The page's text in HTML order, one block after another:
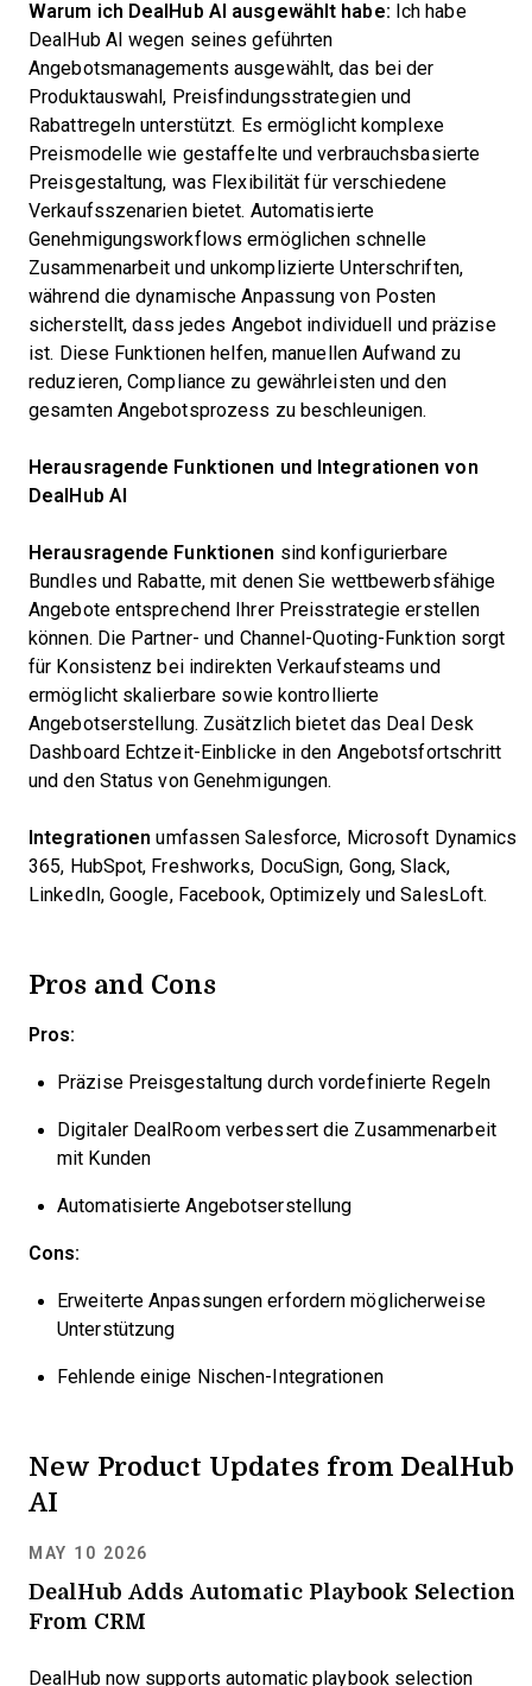
Warum ich DealHub AI ausgewählt habe: Ich habe
DealHub AI wegen seines geführten
Angebotsmanagements ausgewählt, das bei der
Produktauswahl, Preisfindungsstrategien und
Rabattregeln unterstützt. Es ermöglicht komplexe
Preismodelle wie gestaffelte und verbrauchsbasierte
Preisgestaltung, was Flexibilität für verschiedene
Verkaufsszenarien bietet. Automatisierte
Genehmigungsworkflows ermöglichen schnelle
Zusammenarbeit und unkomplizierte Unterschriften,
während die dynamische Anpassung von Posten
sicherstellt, dass jedes Angebot individuell und präzise
ist. Diese Funktionen helfen, manuellen Aufwand zu
reduzieren, Compliance zu gewährleisten und den
gesamten Angebotsprozess zu beschleunigen.
Herausragende Funktionen und Integrationen von
DealHub AI
Herausragende Funktionen sind konfigurierbare
Bundles und Rabatte, mit denen Sie wettbewerbsfähige
Angebote entsprechend Ihrer Preisstrategie erstellen
können. Die Partner- und Channel-Quoting-Funktion sorgt
für Konsistenz bei indirekten Verkaufsteams und
ermöglicht skalierbare sowie kontrollierte
Angebotserstellung. Zusätzlich bietet das Deal Desk
Dashboard Echtzeit-Einblicke in den Angebotsfortschritt
und den Status von Genehmigungen.
Integrationen umfassen Salesforce, Microsoft Dynamics
365, HubSpot, Freshworks, DocuSign, Gong, Slack,
LinkedIn, Google, Facebook, Optimizely und SalesLoft.
Pros and Cons
Pros:
Präzise Preisgestaltung durch vordefinierte Regeln
Digitaler DealRoom verbessert die Zusammenarbeit
mit Kunden
Automatisierte Angebotserstellung
Cons:
Erweiterte Anpassungen erfordern möglicherweise
Unterstützung
Fehlende einige Nischen-Integrationen
New Product Updates from DealHub
AI
MAY 10 2026
DealHub Adds Automatic Playbook Selection
From CRM
DealHub now supports automatic playbook selection